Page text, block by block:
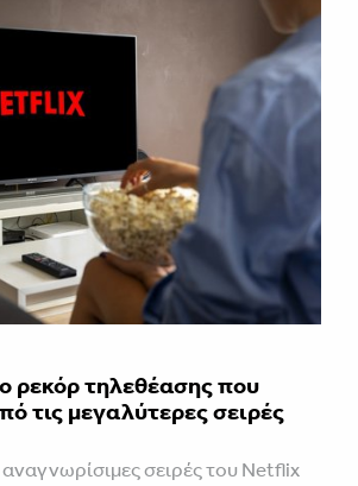
ρεκόρ τηλεθέασης που
τις μεγαλύτερες σειρές
σειρές του Netflix